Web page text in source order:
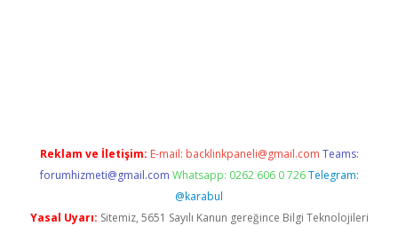
Reklam ve İletişim: E-mail: backlinkpaneli@gmail.com Teams:
forumhizmeti@gmail.com Whatsapp: 0262 606 0 726 Telegram:
@karabul
Yasal Uyarı: Sitemiz, 5651 Sayılı Kanun gereğince Bilgi Teknolojileri